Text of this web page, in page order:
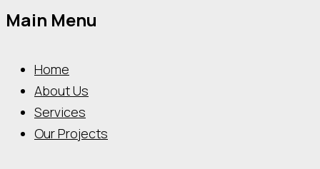
Main Menu
Home
About Us
Services
Our Projects